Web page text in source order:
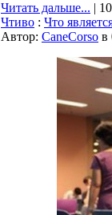
Читать дальше... |
Чтиво : Что
Автор: CaneCorso в